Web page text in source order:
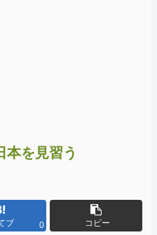
本を見習う
ブ 0 コピー